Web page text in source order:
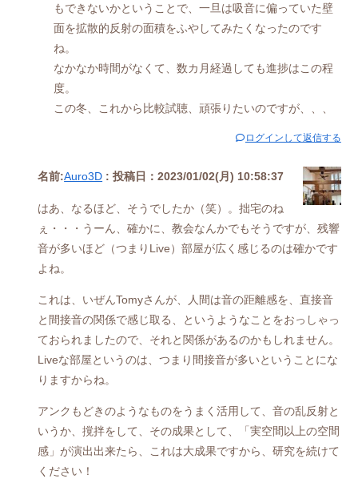
もできないかということで、一旦は吸音に偏っていた壁
面を拡散的反射の面積をふやしてみたくなったのです
ね。
なかなか時間がなくて、数カ月経過しても進捗はこの程
度。
この冬、これから比較試聴、頑張りたいのですが、、、
ログインして返信する
名前:Auro3D : 投稿日：2023/01/02(月) 10:58:37
はあ、なるほど、そうでしたか（笑）。拙宅のね
ぇ・・・うーん、確かに、教会なんかでもそうですが、残響
音が多いほど（つまりLive）部屋が広く感じるのは確かです
よね。
これは、いぜんTomyさんが、人間は音の距離感を、直接音
と間接音の関係で感じ取る、というようなことをおっしゃっ
ておられましたので、それと関係があるのかもしれません。
Liveな部屋というのは、つまり間接音が多いということにな
りますからね。
アンクもどきのようなものをうまく活用して、音の乱反射と
いうか、撹拌をして、その成果として、「実空間以上の空間
感」が演出出来たら、これは大成果ですから、研究を続けて
ください！